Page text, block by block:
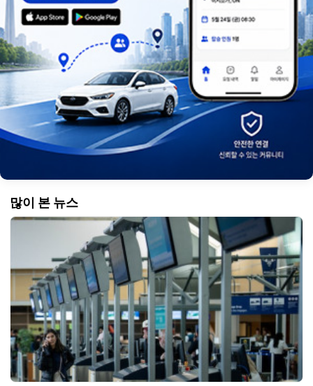
많이 본 뉴스